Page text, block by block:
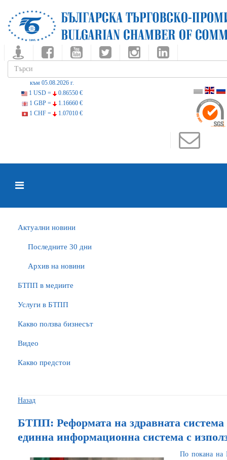
към 05.08.2026 г.
1 USD =
0.86550 €
1 GBP =
1.16660 €
1 CHF =
1.07010 €
Актуални новини
Последните 30 дни
Архив на новини
БTПП в медиите
Услуги в БТПП
Какво ползва бизнесът
Видео
Какво предстои
Назад
БТПП: Реформата на здравната
единна информационна система с
По покана на